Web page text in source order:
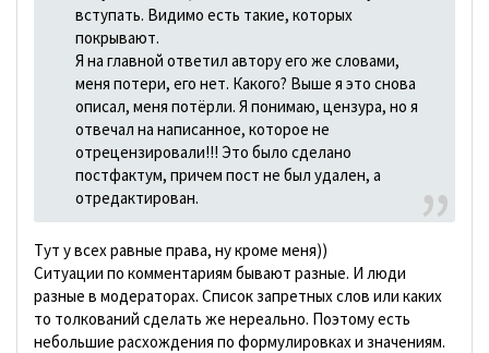
вступать. Видимо есть такие, которых
покрывают.
Я на главной ответил автору его же словами,
меня потери, его нет. Какого? Выше я это снова
описал, меня потёрли. Я понимаю, цензура, но я
отвечал на написанное, которое не
отрецензировали!!! Это было сделано
постфактум, причем пост не был удален, а
отредактирован.
Тут у всех равные права, ну кроме меня))
Ситуации по комментариям бывают разные. И люди
разные в модераторах. Список запретных слов или каких
то толкований сделать же нереально. Поэтому есть
небольшие расхождения по формулировках и значениям.